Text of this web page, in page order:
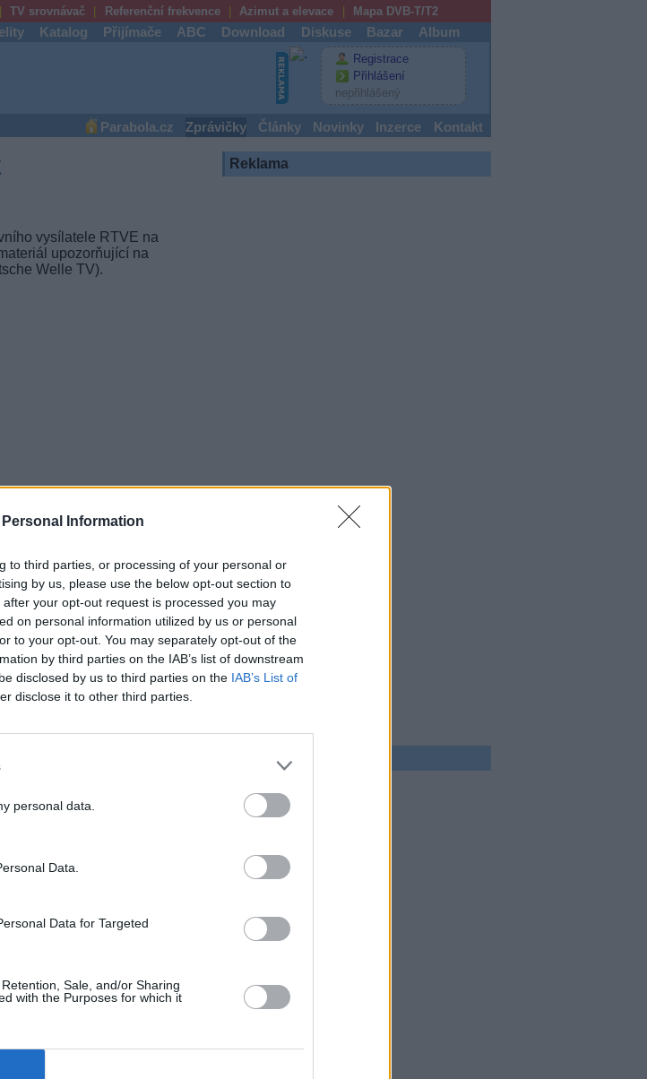
Information
to third parties, or processing of your personal or
by us, please use the below opt-out section to
your opt-out request is processed you may
on personal information utilized by us or personal
to your opt-out. You may separately opt-out of the
by third parties on the IAB’s list of downstream
disclosed by us to third parties on the IAB’s List of
disclose it to other third parties.
personal data.
Data.
Data for Targeted
Sale, and/or Sharing
with the Purposes for which it
TV srovnávač Referenční frekvence Azimut a elevace Mapa DVB-T/T2
Katalog Přijímače ABC Download Diskuse Bazar Album
Registrace
Přihlášení
nepřihlášený
Parabola.cz Zprávičky Články Novinky Inzerce Kontakt
vysílatele RTVE na
upozorňující na
Welle TV).
bude vysílat 24 hodiny
vysílání bylo
6, DVB-S/QPSK,
6
Kollarczyk
Reklama
TV program
20:15 Vyprávěj